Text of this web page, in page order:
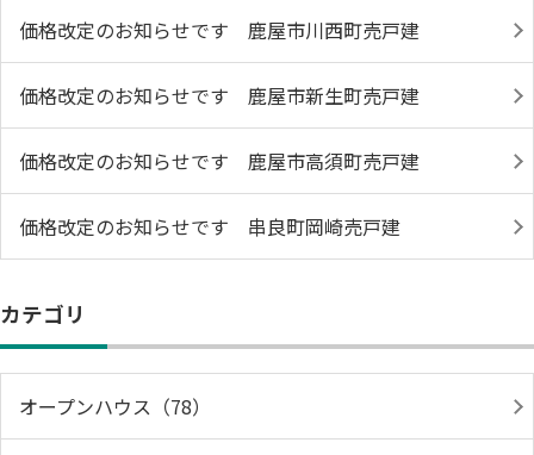
価格改定のお知らせです 鹿屋市川西町売戸建
価格改定のお知らせです 鹿屋市新生町売戸建
価格改定のお知らせです 鹿屋市高須町売戸建
価格改定のお知らせです 串良町岡崎売戸建
カテゴリ
オープンハウス（78）